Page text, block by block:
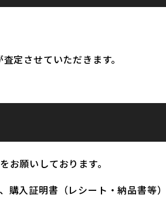
定させていただきます。
願いしております。
購入証明書（レシート・納品書